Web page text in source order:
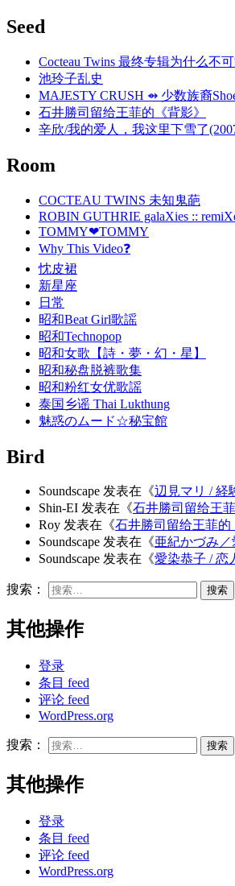
Seed
Cocteau Twins 最终专辑为什么不
池玲子乱史
MAJESTY CRUSH ⇴ 少数族裔
石井勝司留给王菲的《背影》
辛欣/我的爱人，我这里下雪了
Room
COCTEAU TWINS 未知鬼葩
ROBIN GUTHRIE galaXies ::
TOMMY❤TOMMY
Why This Video❓
忱皮裙
新星座
日常
昭和Beat Girl歌謡
昭和Technopop
昭和女歌【詩・夢・幻・星】
昭和秘盘脱裤歌集
昭和粉红女优歌謡
泰国乡谣 Thai Lukthung
魅惑のムード☆秘宝館
Bird
Soundscape 发表在《辺見マリ / 経
Shin-EI 发表在《石井勝司留给王
Roy 发表在《石井勝司留给王菲的
Soundscape 发表在《亜紀かづみ／
Soundscape 发表在《愛染恭子 / 恋
搜索：
其他操作
登录
条目 feed
评论 feed
WordPress.org
搜索：
其他操作
登录
条目 feed
评论 feed
WordPress.org